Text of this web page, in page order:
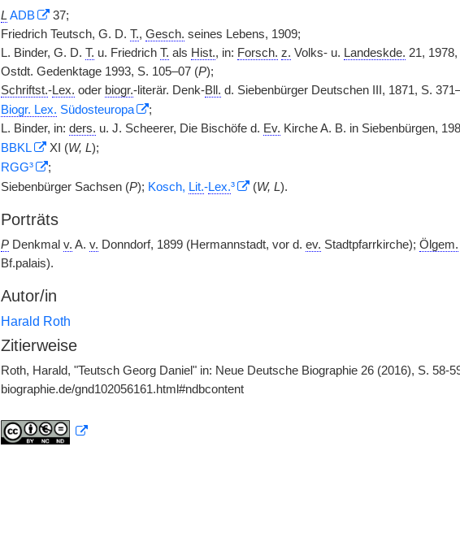
L ADB
37;
Friedrich Teutsch, G. D. T., Gesch. seines Lebens, 1909;
L. Binder, G. D. T. u. Friedrich T. als Hist., in: Forsch. z. Volks- u. Landeskde. 21,
Ostdt. Gedenktage 1993, S. 105–07 (P);
Schriftst.-Lex. oder biogr.-literär. Denk-Bll. d. Siebenbürger Deutschen III, 1871, S.
Biogr. Lex. Südosteuropa
;
L. Binder, in: ders. u. J. Scheerer, Die Bischöfe d. Ev. Kirche A. B. in Siebenbürgen,
BBKL
XI (W, L);
RGG³
;
Siebenbürger Sachsen (P); Kosch, Lit.-Lex.³ (W, L).
Porträts
PDenkmal v. A. v. Donndorf, 1899 (Hermannstadt, vor d. ev. Stadtpfarrkirche); Ölgem.
Bf.palais).
Autor/in
Harald Roth
Zitierweise
Roth, Harald, "Teutsch Georg Daniel" in: Neue Deutsche Biographie 26 (2016), S. 58-
biographie.de/gnd102056161.html#ndbcontent